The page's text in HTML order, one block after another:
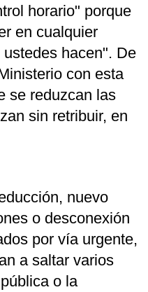
horario" porque
en cualquier
hacen". De
con esta
se reduzcan las
sin retribuir, en
nuevo
o desconexión
por vía urgente,
a saltar varios
o la